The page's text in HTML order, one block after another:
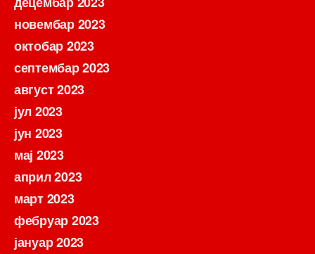
новембар 2023
октобар 2023
септембар 2023
август 2023
јул 2023
јун 2023
мај 2023
април 2023
март 2023
фебруар 2023
јануар 2023